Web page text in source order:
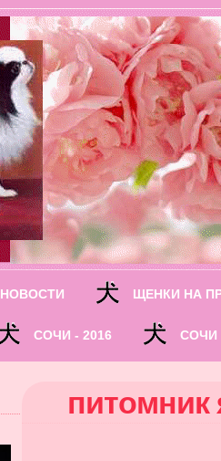
НОВОСТИ ЩЕНКИ НА
СОЧИ - 2016 СОЧИ
питомник